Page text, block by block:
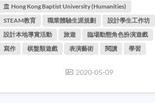
Hong Kong Baptist University (Humanities)
STEAM教育
職業體驗生涯規劃
設計學生工作坊
設計本地導賞活動
旅遊
臨場動態角色扮演遊戲
寫作
棋盤類遊戲 表演藝術 閱讀 學習
2020-05-09